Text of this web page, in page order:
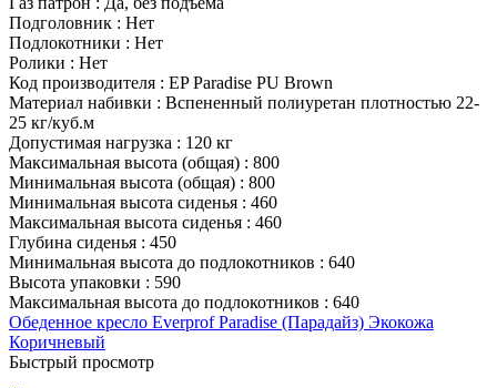
Подголовник : Нет
Подлокотники : Нет
Ролики : Нет
Код производителя : EP Paradise PU Brown
Материал набивки : Вспененный полиуретан плотностью 22-
25 кг/куб.м
Допустимая нагрузка : 120 кг
Максимальная высота (общая) : 800
Минимальная высота (общая) : 800
Минимальная высота сиденья : 460
Максимальная высота сиденья : 460
Глубина сиденья : 450
Минимальная высота до подлокотников : 640
Высота упаковки : 590
Максимальная высота до подлокотников : 640
Обеденное кресло Everprof Paradise (Парадайз) Экокожа
Коричневый
Быстрый просмотр